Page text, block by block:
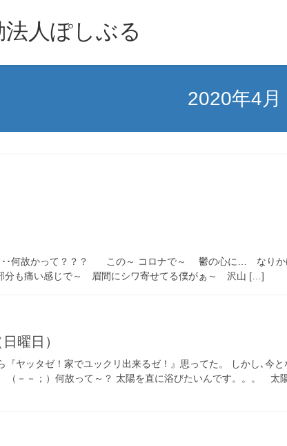
人ぽしぶる
2020年4月
･何故かって？？？ この～ コロナで～ 鬱の心に… なり
も痛い感じで～ 眉間にシワ寄せてる僕がぁ～ 沢山 […]
曜日）
ヤッタゼ！家でユックリ出来るゼ！』思ってた。 しかし､今と
（－－；）何故って～？ 太陽を直に浴びたいんです。。。 太